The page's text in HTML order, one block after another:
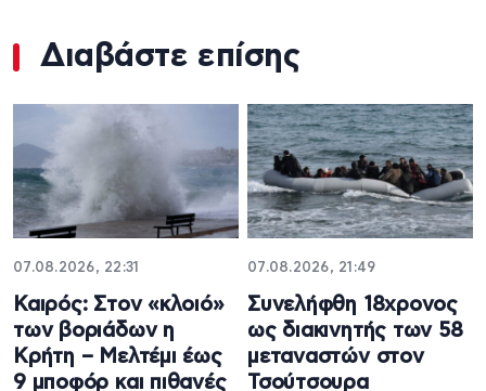
Διαβάστε επίσης
07.08.2026, 22:31
Καιρός: Στον «κλοιό»
των βοριάδων η
Κρήτη – Μελτέμι έως
9 μποφόρ και πιθανές
07.08.2026, 21:49
Συνελήφθη 18χρονος
ως διακινητής των 58
μεταναστών στον
Τσούτσουρα